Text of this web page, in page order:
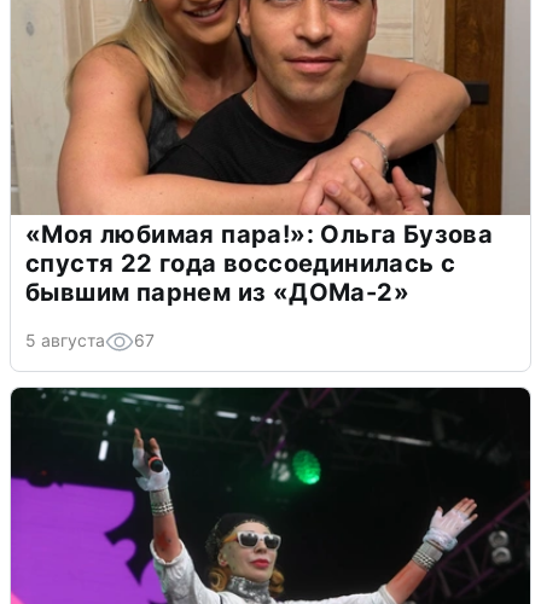
«Моя любимая пара!»: Ольга Бузова
спустя 22 года воссоединилась с
бывшим парнем из «ДОМа-2»
5 августа 67